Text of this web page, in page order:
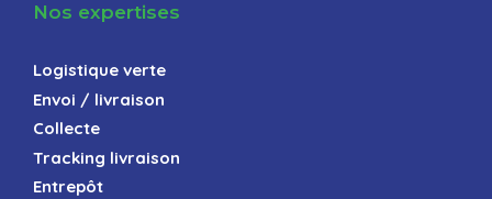
Nos expertises
Logistique verte
Envoi / livraison
Collecte
Tracking livraison
Entrepôt